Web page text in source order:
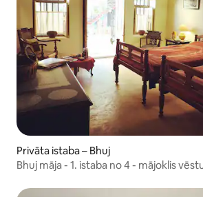
Privāta istaba – Bhuj
Bhuj māja - 1. istaba no 4 - mājoklis